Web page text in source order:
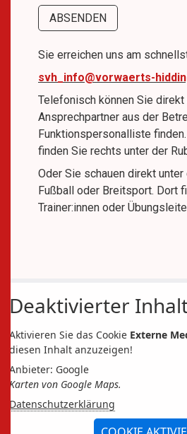
Sie erreichen uns am
svh_info@vorwaerts-
Telefonisch können Sie
Ansprechpartner aus der
Funktionspersonalliste
finden Sie rechts unter der
Oder Sie schauen direkt unter
Fußball oder Breitsport. Dort
Trainer:innen oder
Deaktivierter
Aktivieren Sie das Cookie Externe
diesen Inhalt anzuzeigen!
Anbieter: Google
Karten von Google Maps.
Datenschutzerklärung